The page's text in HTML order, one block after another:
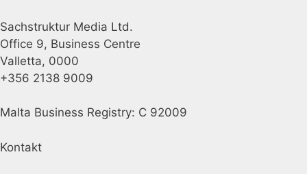
Sachstruktur Media Ltd.
Office 9, Business Centre
Valletta, 0000
+356 2138 9009
Malta Business Registry: C 92009
Kontakt